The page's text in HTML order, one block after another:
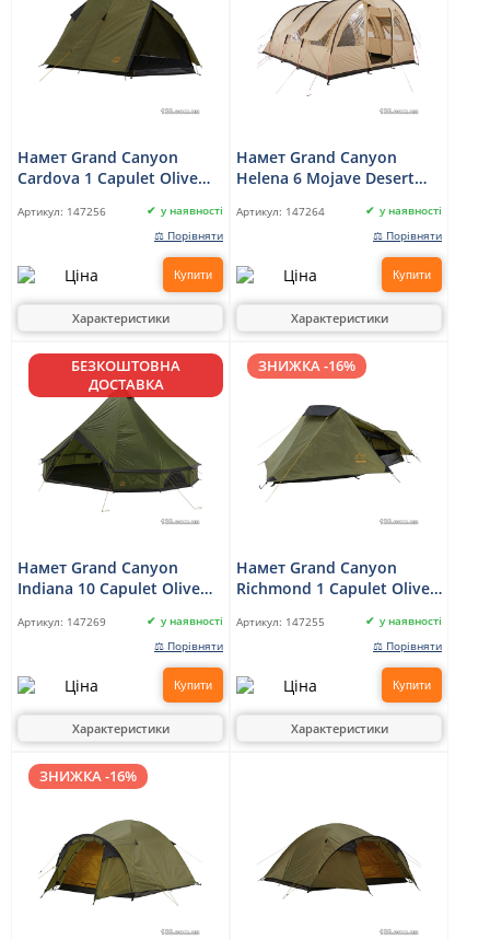
Намет Grand Canyon
Cardova 1 Capulet Olive
Артикул: 147256
у наявності
⚖ Порівняти
Купити
Характеристики
Намет Grand Canyon
Helena 6 Mojave Desert
Артикул: 147264
у наявності
⚖ Порівняти
Купити
Характеристики
БЕЗКОШТОВНА
ДОСТАВКА
Намет Grand Canyon
Indiana 10 Capulet Olive
Артикул: 147269
у наявності
⚖ Порівняти
Купити
Характеристики
ЗНИЖКА -16%
Намет Grand Canyon
Richmond 1 Capulet Olive
Артикул: 147255
у наявності
⚖ Порівняти
Купити
Характеристики
ЗНИЖКА -16%